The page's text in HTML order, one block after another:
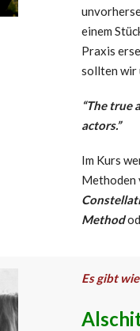
einem
Praxis
sollten wir
“The true
actors.”
Im Kurs
Method
Es gibt